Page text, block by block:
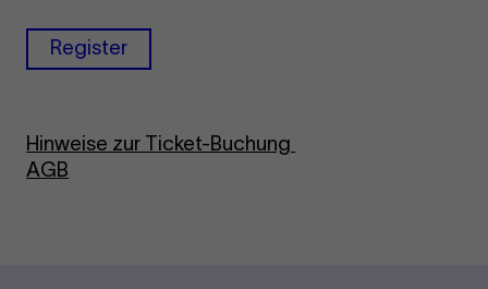
Register
Hinweise zur Ticket-Buchung
AGB